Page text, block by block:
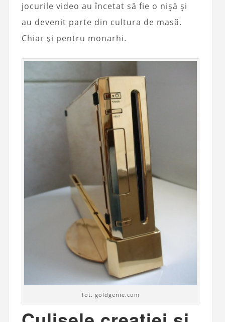
jocurile video au încetat să fie o nișă și
au devenit parte din cultura de masă.
Chiar și pentru monarhi.
fot. goldgenie.com